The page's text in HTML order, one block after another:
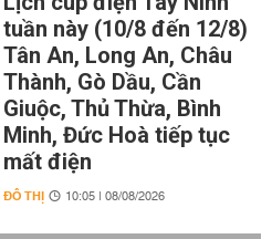
tuần này (10/8 đến 12/8)
Tân An, Long An, Châu
Thành, Gò Dầu, Cần
Giuộc, Thủ Thừa, Bình
Minh, Đức Hoà tiếp tục
mất điện
ĐÔ THỊ 10:05 | 08/08/2026